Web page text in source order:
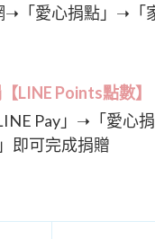
「愛心捐點」➝「
LINE Points點數】
Pay」➝「愛心
即可完成捐贈